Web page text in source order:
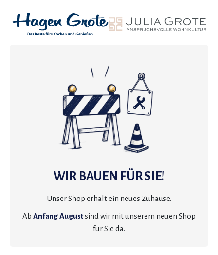
WIR BAUEN FÜR SIE!
Unser Shop erhält ein neues Zuhause.
Ab Anfang Augustsind wir mit unserem neuen Shop
für Sie da.